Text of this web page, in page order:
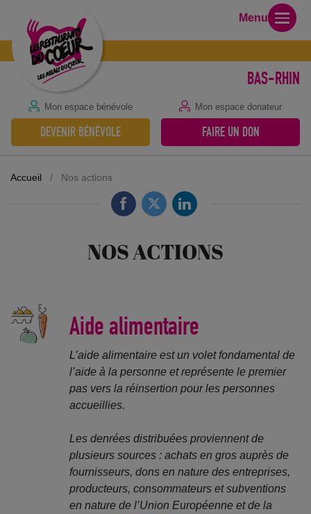
BAS-RHIN
Mon espace bénévole Mon espace donateur
DEVENIR BÉNÉVOLE FAIRE UN DON
Menu
Accueil / Nos actions
NOS ACTIONS
Aide alimentaire
L’aide alimentaire est un volet fondamental de
l’aide à la personne et représente le premier
pas vers la réinsertion pour les personnes
accueillies.
Les denrées distribuées proviennent de
plusieurs sources : achats en gros auprès de
fournisseurs, dons en nature des entreprises,
producteurs, consommateurs et subventions
en nature de l’Union Européenne et de la